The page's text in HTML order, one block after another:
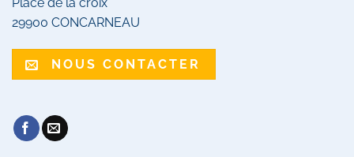
29900 CONCARNEAU
NOUS CONTACTER